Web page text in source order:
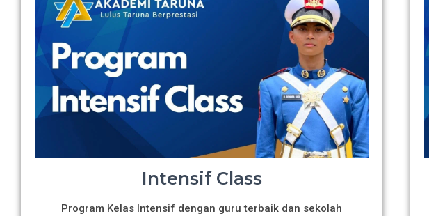
Intensif Class
Program Kelas Intensif dengan guru terbaik dan sekolah